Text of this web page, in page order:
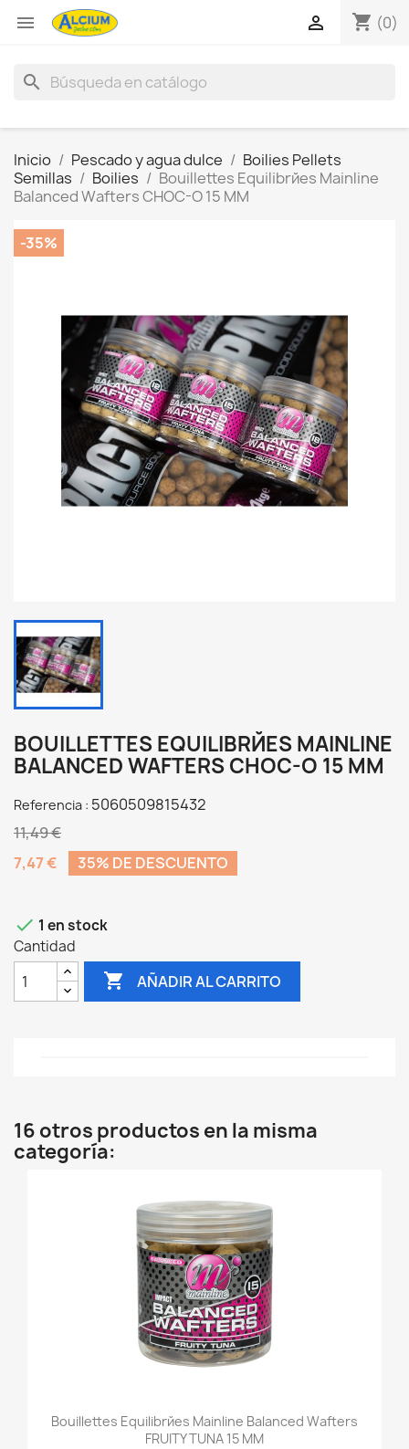
 shopping_cart (0)

search
Inicio Pescado y agua dulce
Boilies Pellets
Semillas
Boilies
Bouillettes Equilibrйes Mainline
Balanced Wafters CHOC-O 15 MM
-35%
BOUILLETTES EQUILIBRЙES MAINLINE
BALANCED WAFTERS CHOC-O 15 MM
Referencia : 5060509815432
11,49 €
7,47 €
35% DE DESCUENTO
 1 en stock
Cantidad
 AÑADIR AL CARRITO
16 otros productos en la misma
categoría:
Bouillettes Equilibrйes Mainline Balanced Wafters
FRUITY TUNA 15 MM